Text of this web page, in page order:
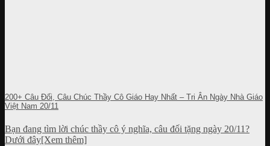
200+ Câu Đối, Câu Chúc Thầy Cô Giáo Hay Nhất – Tri Ân Ngày Nhà Giáo
Việt Nam 20/11
Bạn đang tìm lời chúc thầy cô ý nghĩa, câu đối tặng ngày 20/11?
Dưới đây[Xem thêm]